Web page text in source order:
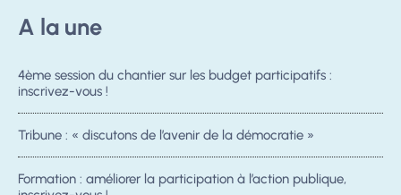
A la une
4ème session du chantier sur les budget participatifs :
inscrivez-vous !
Tribune : « discutons de l’avenir de la démocratie »
Formation : améliorer la participation à l’action publique,